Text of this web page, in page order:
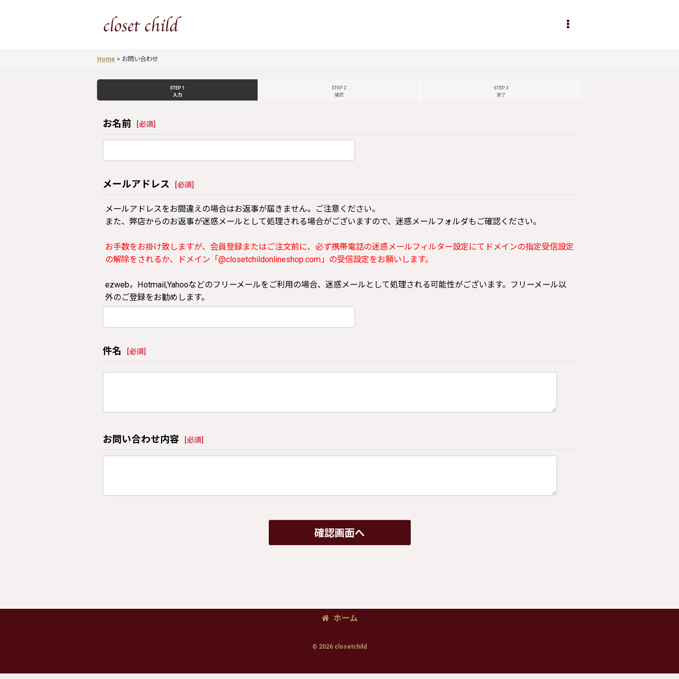
Home > お問い合わせ
STEP 1
入力
STEP 2
確認
STEP 3
完了
お名前 必須
メールアドレス 必須
メールアドレスをお間違えの場合はお返事が届きません。ご注意ください。
また、弊店からのお返事が迷惑メールとして処理される場合がございますので、迷惑メールフォルダもご確認ください。
お手数をお掛け致しますが、会員登録またはご注文前に、必ず携帯電話の迷惑メールフィルター設定にてドメインの指定受信設定
の解除をされるか、ドメイン「@closetchildonlineshop.com」の受信設定をお願いします。
ezweb，Hotmail,Yahooなどのフリーメールをご利用の場合、迷惑メールとして処理される可能性がございます。フリーメール以
外のご登録をお勧めします。
件名 必須
お問い合わせ内容 必須
確認画面へ
ホーム
© 2026 closetchild